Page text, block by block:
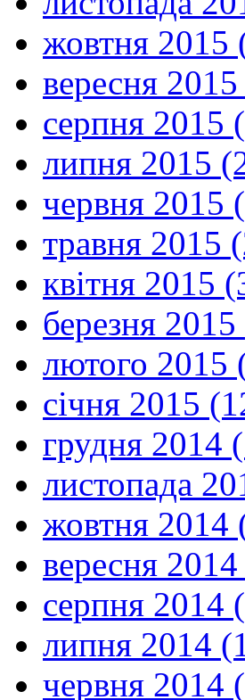
жовтня 2015
вересня
серпня 2015
липня 2015
червня 2015
травня 2015
квітня 2015
березня
лютого 2015
січня 2015
грудня 2014
листопада
жовтня 2014
вересня
серпня 2014
липня 2014
червня 2014